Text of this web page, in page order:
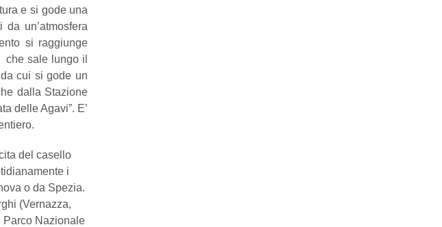
e si gode una
un’atmosfera
si raggiunge
che sale lungo il
cui si gode un
dalla Stazione
delle Agavi”. E’
del casello
i
o da Spezia.
(Vernazza,
Parco Nazionale